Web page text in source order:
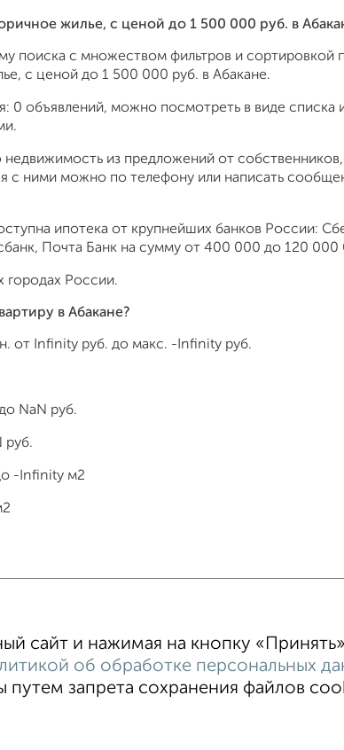
жилье, c ценой до 1 500 000 руб. в
поиска с множеством фильтров и сортировкой
c ценой до 1 500 000 руб. в Абакане.
0 объявлений, можно посмотреть в виде
из предложений от
с ними можно по телефону или написать
ипотека от крупнейших банков России:
Почта Банк на сумму от 400 000 до 120 000
городах России.
в Абакане?
от Infinity руб. до макс. -Infinity руб.
NaN руб.
руб.
-Infinity м2
В строящемся доме В новом доме
Абакан, улица Торосова 7Б ©
сайт и нажимая на кнопку
об обработке персональных
запрета сохранения файлов